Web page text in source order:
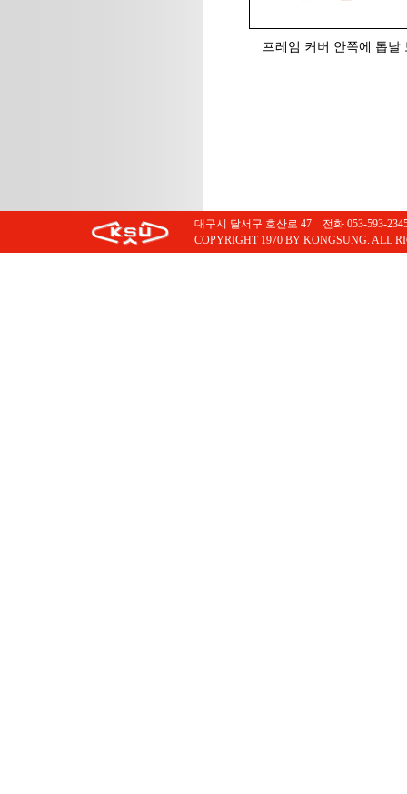
프레임 커버 안쪽에 톱날
대구시 달서구 호산로 47 전화 053-593-
COPYRIGHT 1970 BY KONGSUNG. ALL